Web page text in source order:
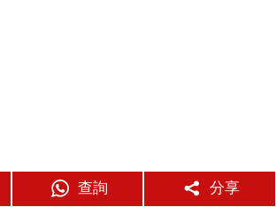
查詢 分享